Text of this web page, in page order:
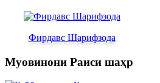
Фирдавс Шарифзода
Муовинони Раиси шаҳр